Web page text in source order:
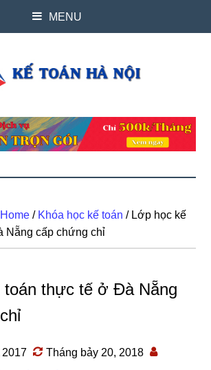
MENU
Home / Khóa học kế toán /Lớp học kế
Nẵng cấp chứng chỉ
toán thực tế ở Đà Nẵng
2017 Tháng bảy 20, 2018